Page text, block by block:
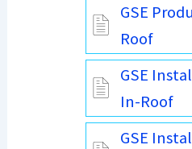
GSE
Roof
GSE
In-Roof
GSE